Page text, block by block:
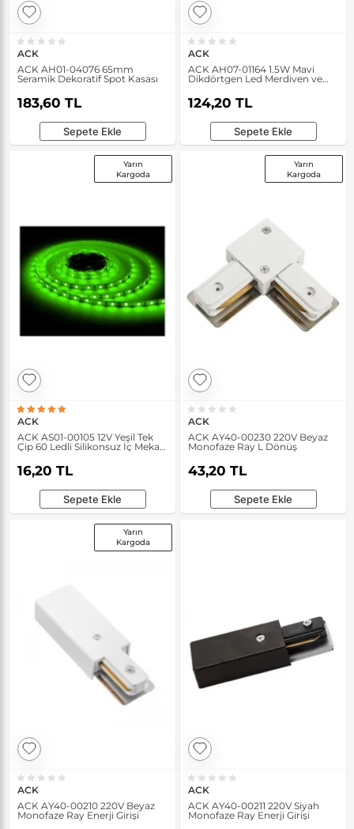
ACK
ACK AH01-04076 65mm
Seramik Dekoratif Spot Kasası
183,60 TL
Sepete Ekle
ACK
ACK AH07-01164 1.5W Mavi
Dikdörtgen Led Merdiven ve
Duvar Armatürü
124,20 TL
Sepete Ekle
Yarın
Kargoda
ACK
ACK AS01-00105 12V Yeşil Tek
Çip 60 Ledli Silikonsuz İç Mekan
16,20 TL
Sepete Ekle
Yarın
Kargoda
ACK
ACK AY40-00230 220V Beyaz
Monofaze Ray L Dönüş
43,20 TL
Sepete Ekle
Yarın
Kargoda
ACK
ACK AY40-00210 220V Beyaz
Monofaze Ray Enerji Girişi
ACK
ACK AY40-00211 220V Siyah
Monofaze Ray Enerji Girişi